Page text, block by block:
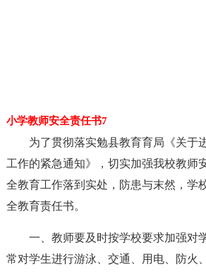
小学教师安全责任书7
为了贯彻落实勉县教育育局《关于
工作的紧急通知》，切实加强我校教师
全教育工作落到实处，防患与末然，学
全教育责任书。
一、教师要及时按学校要求加强对
常对学生进行游泳、交通、用电、防火